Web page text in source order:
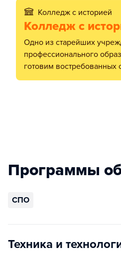
Колледж с историей
Колледж с
Одно из старейших учреждений среднего
профессионального
готовим востребованных
Программы
СПО
Техника и